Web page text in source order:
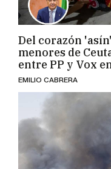
Del corazón
menores de
entre PP y Vox
EMILIO CABRERA